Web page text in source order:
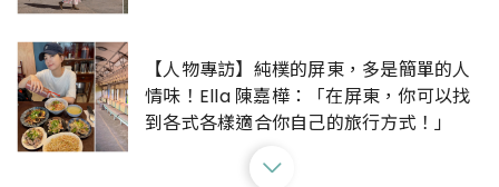
【人物專訪】純樸的屏東，多是簡單的人
情味！Ella 陳嘉樺：「在屏東，你可以找
到各式各樣適合你自己的旅行方式！」